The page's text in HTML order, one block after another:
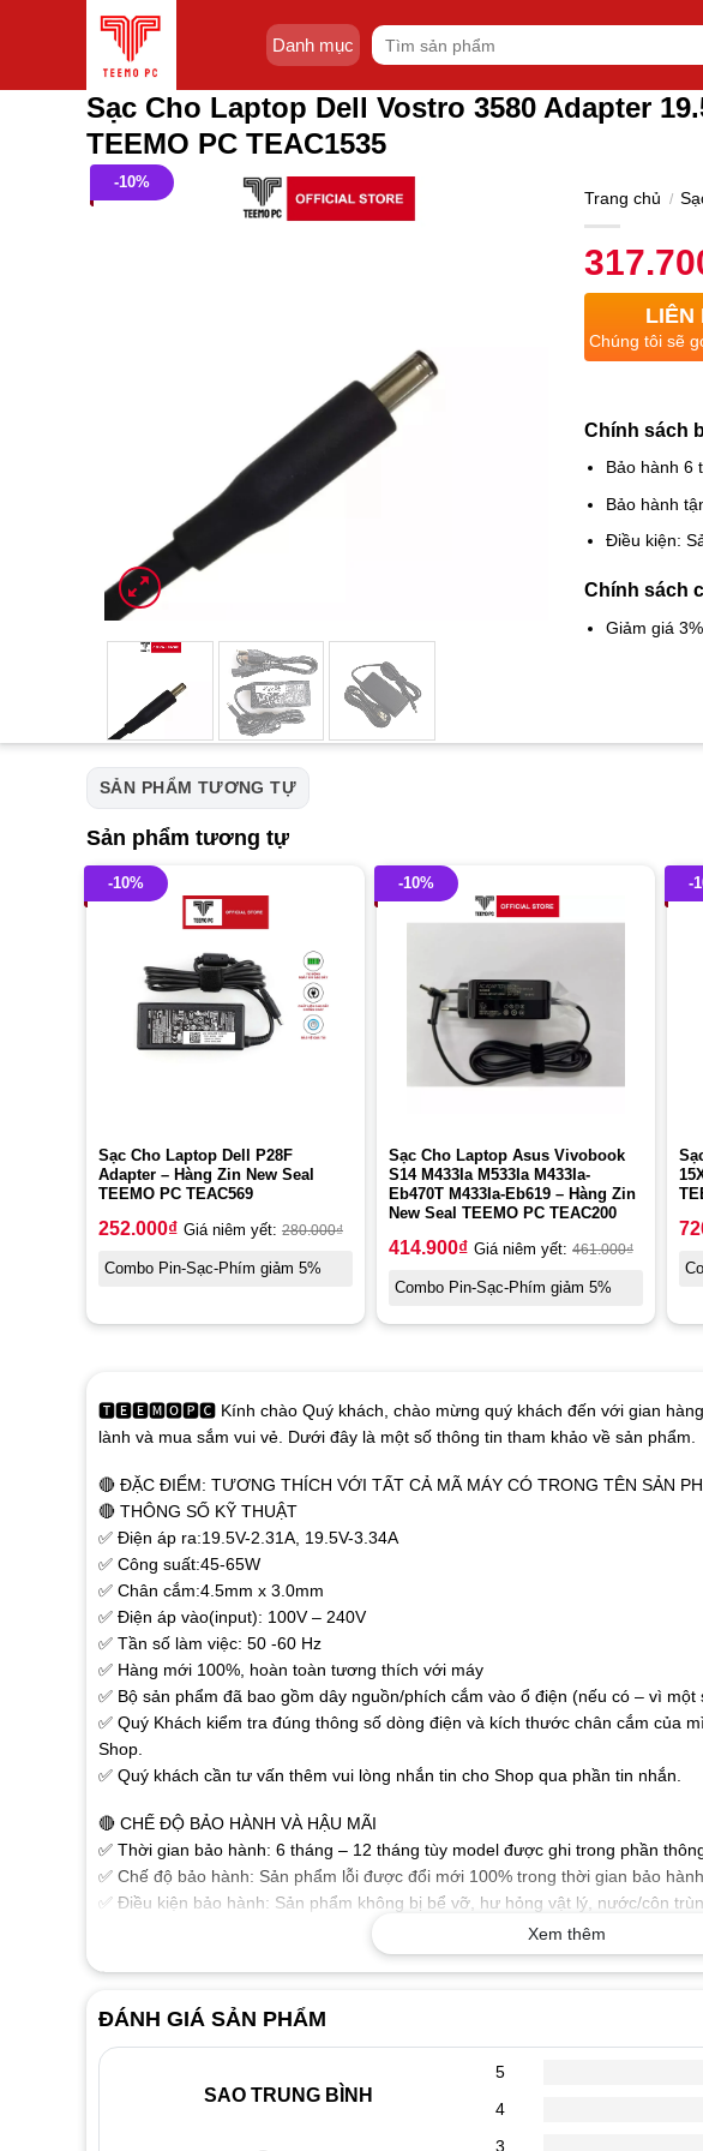
Danh mục
Tìm
kiếm:
Sạc Cho Laptop Dell Vostro 3580 Adapter
TEEMO PC TEAC1535
-10%
Trang chủ /
LIÊN
Chúng tôi sẽ
Chính sách
Bảo hành 6
Bảo hành
Điều kiện:
Chính sách
Giảm giá
SẢN PHẨM TƯƠNG TỰ
Sản phẩm tương tự
-10%
Sạc Cho Laptop Dell P28F
Adapter – Hàng Zin New Seal
TEEMO PC TEAC569
252.000₫ Giá niêm yết: 280.000₫
Combo Pin-Sạc-Phím giảm 5%
-10%
Sạc Cho Laptop Asus Vivobook
S14 M433Ia M533Ia M433Ia-
Eb470T M433Ia-Eb619 – Hàng Zin
New Seal TEEMO PC TEAC200
414.900₫ Giá niêm yết: 461.000₫
Combo Pin-Sạc-Phím giảm 5%
-
🆃🅴🅴🅼🅾🅿🅲 Kính chào Quý khách, chào mừng quý khách đến với gian hàng
lành và mua sắm vui vẻ. Dưới đây là một số thông tin tham khảo về sản phẩm.
🔴 ĐẶC ĐIỂM: TƯƠNG THÍCH VỚI TẤT CẢ MÃ MÁY CÓ TRONG TÊN SẢN
🔴 THÔNG SỐ KỸ THUẬT
✅ Điện áp ra:19.5V-2.31A, 19.5V-3.34A
✅ Công suất:45-65W
✅ Chân cắm:4.5mm x 3.0mm
✅ Điện áp vào(input): 100V – 240V
✅ Tần số làm việc: 50 -60 Hz
✅ Hàng mới 100%, hoàn toàn tương thích với máy
✅ Bộ sản phẩm đã bao gồm dây nguồn/phích cắm vào ổ điện (nếu có – vì
✅ Quý Khách kiểm tra đúng thông số dòng điện và kích thước chân cắm của
Shop.
✅ Quý khách cần tư vấn thêm vui lòng nhắn tin cho Shop qua phần tin nhắn.
🔴 CHẾ ĐỘ BẢO HÀNH VÀ HẬU MÃI
✅ Thời gian bảo hành: 6 tháng – 12 tháng tùy model được ghi trong phần
✅ Chế độ bảo hành: Sản phẩm lỗi được đổi mới 100% trong thời gian bảo
✅ Điều kiện bảo hành: Sản phẩm không bị bể vỡ, hư hỏng vật lý, nước/côn
🔴 MỘT SỐ THÔNG TIN THAM KHẢO VỀ SẠC LAPTOP
✅ Sạc dành cho Laptop chất lượng cao đảm bảo các thông số kỹ thuật mà
ổn định chuẩn dòng cho Laptop của bạn làm việc tốt nhất.
✅ Sạc được sản xuất theo tiêu chuẩn cho chất lượng sạc tốt, dòng diện an
hưởng xấu đến thiết bị.
✅ Tính năng bảo vệ Laptop nếu điện áp không chính xác, đoản mạch hoặc quá
✅ Vật liệu cấu tạo tốt, độ bền cao với vỏ nhựa chắc chắn, chống oxi hóa,
Xem thêm
ĐÁNH GIÁ SẢN PHẨM
SAO TRUNG BÌNH
5
4
3